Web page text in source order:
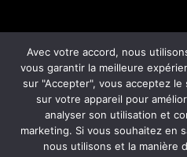
HURELLE AUTOMOBILES
CGV
MENTIONS LÉGALES
Avec votre accord, nous
vous garantir la meilleure
sur "Accepter", vous acceptez
sur votre appareil pour
analyser son utilisation et
marketing. Si vous souhaitez en
nous utilisons et la manière